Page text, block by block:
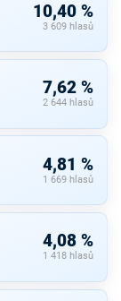
10,40 %
3 609 hlasů
7,62 %
2 644 hlasů
4,81 %
1 669 hlasů
4,08 %
1 418 hlasů